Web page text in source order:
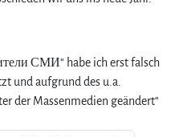
h
СМИ“ habe ich erst falsch
und aufgrund des u.a.
der Massenmedien geändert“